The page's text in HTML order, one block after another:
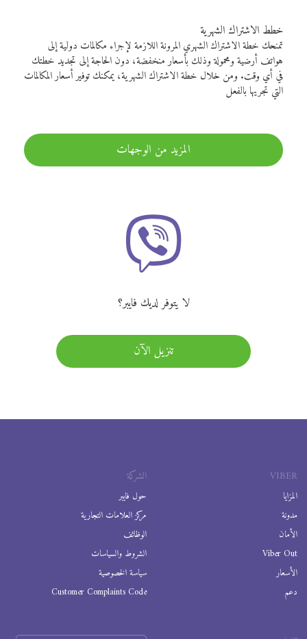
خطط الاشتراك الشهرية
تمنحك خطة الاشتراك الشهري المرونة اللازمة لإجراء مكالمات دولية إلى
هواتف أرضية ومحمولة وذلك بأسعار منخفضة، دون الحاجة إلى تجديد خطتك
في أي وقت. ومن خلال خطة الاشتراك الشهرية، يمكنك توفير أسعار المكالمات
التي تجريها بالفعل
المزيد من الوجهات
لا يتوفر لديك فايبر؟
تنزيل الآن
VIBER
المزايا
مدونة
الأمان
Viber Out
الأسعار
دعم
الشركة
حول فايبر
مركز العلامات التجارية
الوظائف
الشروط والسياسات
سياسة الخصوصية
Customer Complaints Code